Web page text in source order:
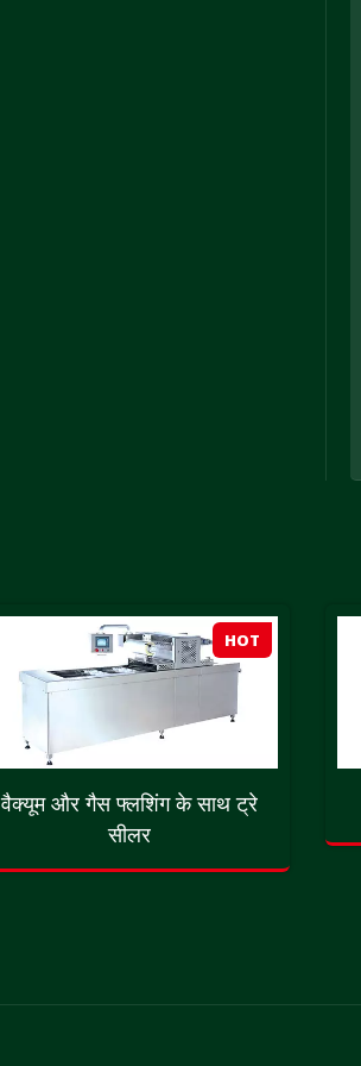
HOT
वैक्यूम और गैस फ्लशिंग के साथ ट्रे
सीलर